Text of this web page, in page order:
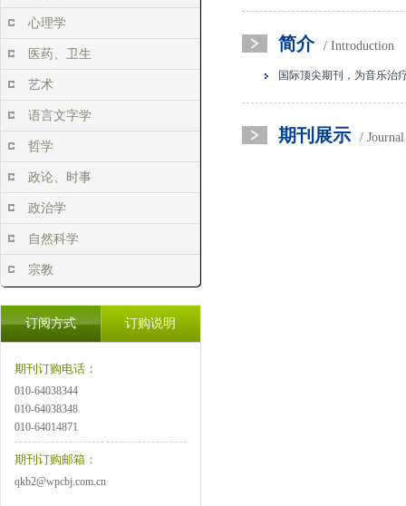
心理学
医药、卫生
艺术
语言文字学
哲学
政论、时事
政治学
自然科学
宗教
订阅方式 订购说明
期刊订购电话：
010-64038344
010-64038348
010-64014871
期刊订购邮箱：
qkb2@wpcbj.com.cn
简介 / Introduction
国际顶尖期刊，为音乐治
期刊展示 /